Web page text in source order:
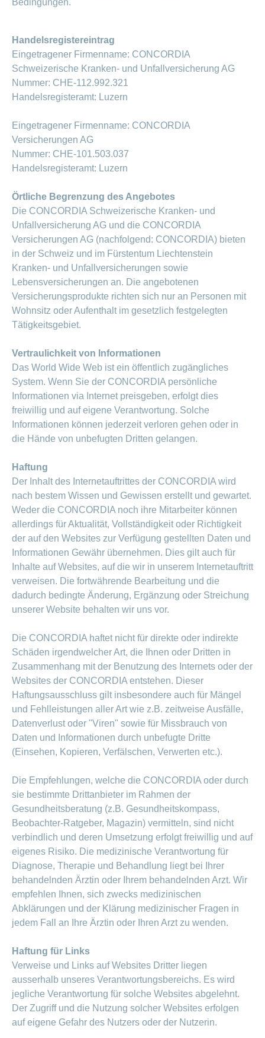
Versicherte
Kundenportal
und
App
Vollmacht
erteilen
Prämienverbilligung
Leistungsabrechnung
Rechnungskontrolle
Beiträge im
Wirtschaftskammer
Liechtenstein
Find
Generika-
und
Medikamentensuche
Vorsorgeuntersuchungen
Generika
Sturzprävention
Komplementärmedizinische
Beratung
Impf-
und
Geburt
Das
Kind
ist
da
Leistungen
Kostenübernahme
Essen
&
Trinken
Gesundheit
Leben
>
Alle
Magazin-
Artikel
ansehen
Fragen
zum
Thema
Bereich
oder
ausblenden
Gesund
leben
Ernährung
Fitness
Verwaltungsrat
Verein
CONCORDIA
ein-
Datenschutz
Unsere
Mission
Warum die
CONCORDIA?
Bereich
ein-
oder
ausblenden
Kundenzufriedenheit
Jobs
und
Karriere
Bereich
ein-
oder
Offene
Stellen
Darum
die
CONCORDIA
Berufseinstieg:
&
Praktikum
Kontakt
Bereich
oder
ausblenden
Allgemeine
Fragen
Medien
Leistungserbringer
& Elektr.
Datenaustausch
Bedingungen.
Handelsregistereintrag
Eingetragener Firmenname: CONCORDIA
Schweizerische Kranken- und Unfallversicherung AG
Nummer: CHE-112.992.321
Handelsregisteramt: Luzern
Eingetragener Firmenname: CONCORDIA
Versicherungen AG
Nummer: CHE-101.503.037
Handelsregisteramt: Luzern
Örtliche Begrenzung des Angebotes
Die CONCORDIA Schweizerische Kranken- und
Unfallversicherung AG und die CONCORDIA
Versicherungen AG (nachfolgend: CONCORDIA) bieten
in der Schweiz und im Fürstentum Liechtenstein
Kranken- und Unfallversicherungen sowie
Lebensversicherungen an. Die angebotenen
Versicherungsprodukte richten sich nur an Personen mit
Wohnsitz oder Aufenthalt im gesetzlich festgelegten
Tätigkeitsgebiet.
Vertraulichkeit von Informationen
Das World Wide Web ist ein öffentlich zugängliches
System. Wenn Sie der CONCORDIA persönliche
Informationen via Internet preisgeben, erfolgt dies
freiwillig und auf eigene Verantwortung. Solche
Informationen können jederzeit verloren gehen oder in
die Hände von unbefugten Dritten gelangen.
Haftung
Der Inhalt des Internetauftrittes der CONCORDIA wird
nach bestem Wissen und Gewissen erstellt und gewartet.
Weder die CONCORDIA noch ihre Mitarbeiter können
allerdings für Aktualität, Vollständigkeit oder Richtigkeit
der auf den Websites zur Verfügung gestellten Daten und
Informationen Gewähr übernehmen. Dies gilt auch für
Inhalte auf Websites, auf die wir in unserem Internetauftritt
verweisen. Die fortwährende Bearbeitung und die
dadurch bedingte Änderung, Ergänzung oder Streichung
unserer Website behalten wir uns vor.
Die CONCORDIA haftet nicht für direkte oder indirekte
Schäden irgendwelcher Art, die Ihnen oder Dritten in
Zusammenhang mit der Benutzung des Internets oder der
Websites der CONCORDIA entstehen. Dieser
Haftungsausschluss gilt insbesondere auch für Mängel
und Fehlleistungen aller Art wie z.B. zeitweise Ausfälle,
Datenverlust oder "Viren" sowie für Missbrauch von
Daten und Informationen durch unbefugte Dritte
(Einsehen, Kopieren, Verfälschen, Verwerten etc.).
Die Empfehlungen, welche die CONCORDIA oder durch
sie bestimmte Drittanbieter im Rahmen der
Gesundheitsberatung (z.B. Gesundheitskompass,
Beobachter-Ratgeber, Magazin) vermitteln, sind nicht
verbindlich und deren Umsetzung erfolgt freiwillig und auf
eigenes Risiko. Die medizinische Verantwortung für
Diagnose, Therapie und Behandlung liegt bei Ihrer
behandelnden Ärztin oder Ihrem behandelnden Arzt. Wir
empfehlen Ihnen, sich zwecks medizinischen
Abklärungen und der Klärung medizinischer Fragen in
jedem Fall an Ihre Ärztin oder Ihren Arzt zu wenden.
Haftung für Links
Verweise und Links auf Websites Dritter liegen
ausserhalb unseres Verantwortungsbereichs. Es wird
jegliche Verantwortung für solche Websites abgelehnt.
Der Zugriff und die Nutzung solcher Websites erfolgen
auf eigene Gefahr des Nutzers oder der Nutzerin.